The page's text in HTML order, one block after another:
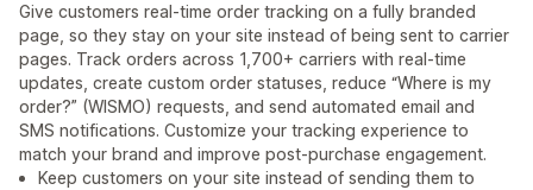
Give customers real-time order tracking on a fully branded
page, so they stay on your site instead of being sent to carrier
pages. Track orders across 1,700+ carriers with real-time
updates, create custom order statuses, reduce “Where is my
order?” (WISMO) requests, and send automated email and
SMS notifications. Customize your tracking experience to
match your brand and improve post-purchase engagement.
Keep customers on your site instead of sending them to